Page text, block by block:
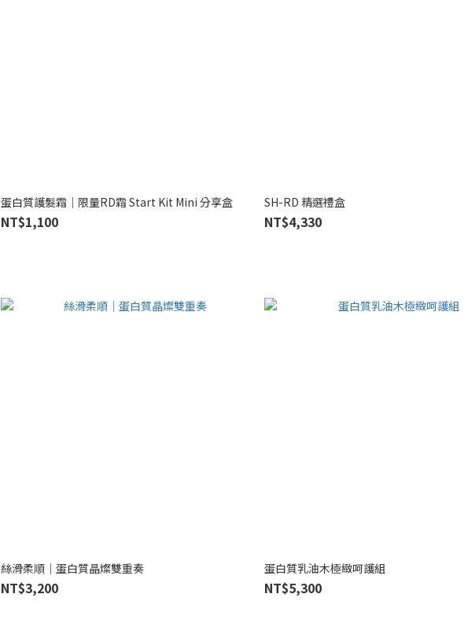
蛋白質護髮霜｜限量RD霜 Start Kit Mini 分享盒
NT$1,100
SH-RD 精選禮盒
NT$4,330
絲滑柔順｜蛋白質晶燦雙重奏
NT$3,200
蛋白質乳油木極緻呵護組
NT$5,300